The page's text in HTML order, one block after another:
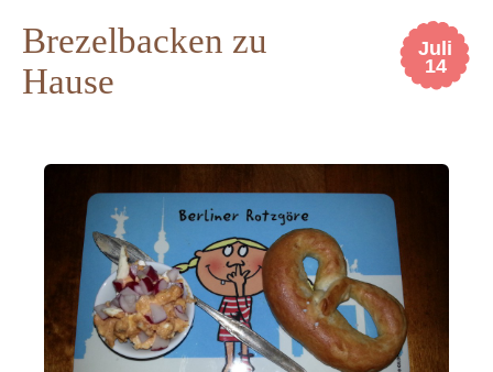
Juli
14
Brezelbacken zu
Hause